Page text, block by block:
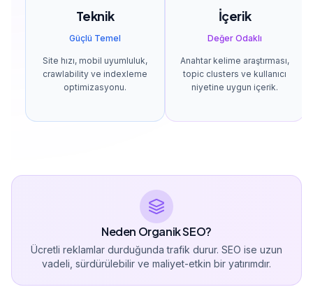
Teknik
Güçlü Temel
Site hızı, mobil uyumluluk,
crawlability ve indexleme
optimizasyonu.
İçerik
Değer Odaklı
Anahtar kelime araştırması,
topic clusters ve kullanıcı
niyetine uygun içerik.
Neden Organik SEO?
Ücretli reklamlar durduğunda trafik durur. SEO ise uzun
vadeli, sürdürülebilir ve maliyet-etkin bir yatırımdır.